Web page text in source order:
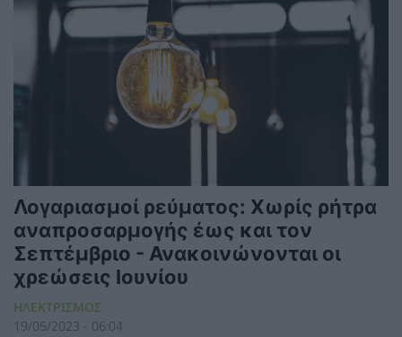
Λογαριασμοί ρεύματος: Χωρίς ρήτρα
αναπροσαρμογής έως και τον
Σεπτέμβριο - Ανακοινώνονται οι
χρεώσεις Ιουνίου
ΗΛΕΚΤΡΙΣΜΟΣ
19/05/2023 - 06:04